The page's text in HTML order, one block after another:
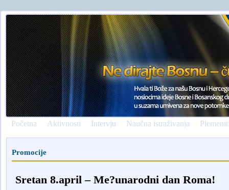
Početna Aktivnosti Intervju Naučna istraživanja
Promocije
Sretan 8.april – Me?unarodni dan Roma!